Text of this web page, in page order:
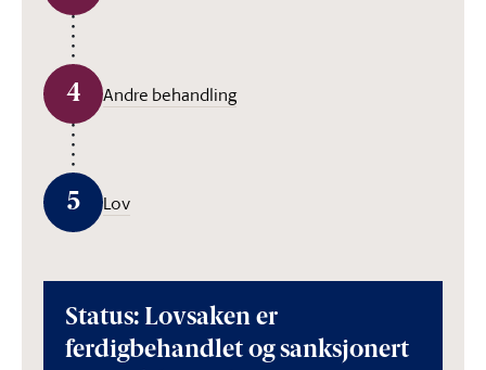
4 Andre behandling
5 Lov
Status: Lovsaken er
ferdigbehandlet og sanksjonert